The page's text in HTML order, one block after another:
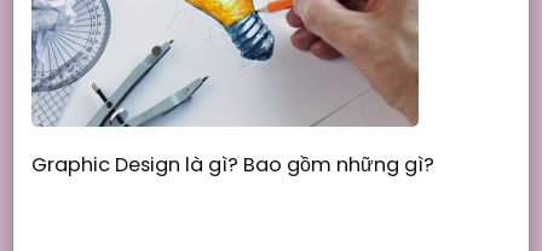
Graphic Design là gì? Bao gồm những gì?